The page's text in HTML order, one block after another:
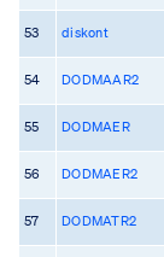
53 diskont
54 DODMAAR2
55 DODMAER
56 DODMAER2
57 DODMATR2